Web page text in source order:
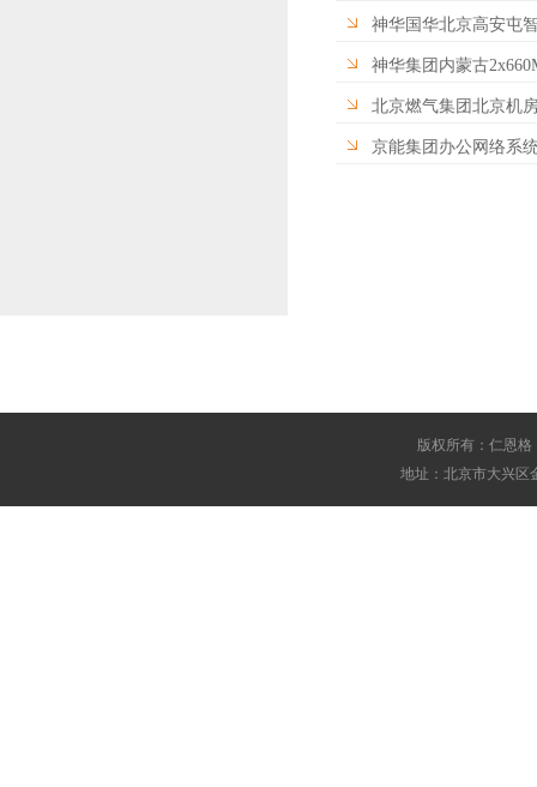
神华国华北京高安屯
神华集团内蒙古
北京燃气集团北京机
京能集团办公网络系
版权所有：仁恩
地址：北京市大兴区